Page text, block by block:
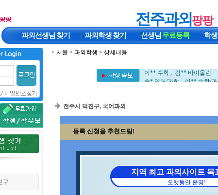
전주과외팡팡
과외선생님 찾기 과외학생찾기 선생님 무료등록 학생
구
서울 > 과외학생 > 상세내용
이** 수학 , 김** 바이올린
송* 영어/과학 , 이** 수학/과
변** 수학/과학 , 박** 수학
강** 수학 , 서** 수학/과학
양** 영어 , 중** 과학
구** 수학 , 박** 영어/토익
이** 중국어회화/중국어 ,
최** 일본어/일본어회화 ,
김** 수학 , 임** 과학/수학
김** 수학 , 김** 수학/영어
전주시 덕진구, 국어과외
등록 신청을 추천드림!
지역 최고 과외사이트 목
오랫동안 운영!